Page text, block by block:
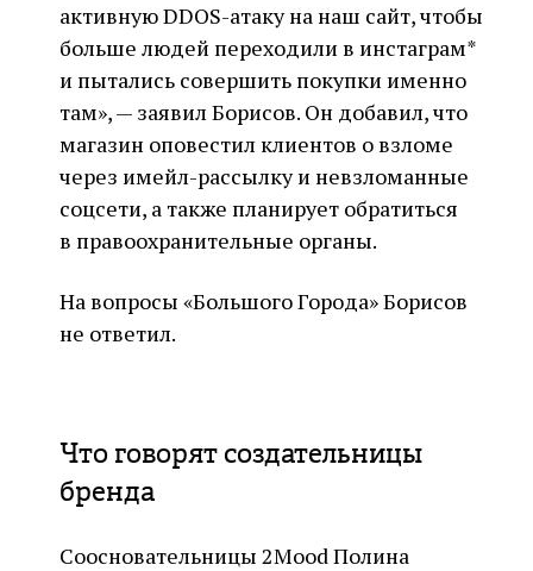
активную DDOS-атаку на наш сайт, чтобы
больше людей переходили в инстаграм*
и пытались совершить покупки именно
там», — заявил Борисов. Он добавил, что
магазин оповестил клиентов о взломе
через имейл-рассылку и невзломанные
соцсети, а также планирует обратиться
в правоохранительные органы.
На вопросы «Большого Города» Борисов
не ответил.
Что говорят создательницы
бренда
Соосновательницы 2Mood Полина